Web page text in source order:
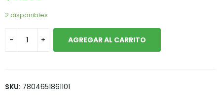
2 disponibles
AGREGAR AL CARRITO
SKU: 7804651861101